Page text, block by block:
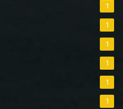
1
1
1
1
1
1